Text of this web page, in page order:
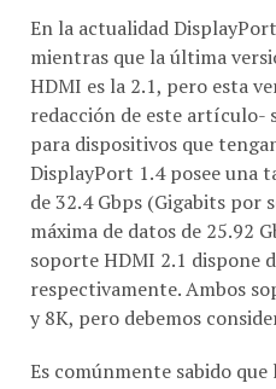
En la actualidad
mientras que la última
HDMI es la 2.1, pero esta
redacción de este artículo-
para dispositivos que
DisplayPort 1.4 posee una
de 32.4 Gbps (Gigabits por
máxima de datos de 25.92
soporte HDMI 2.1 dispone
respectivamente. Ambos
y 8K, pero debemos
Es comúnmente sabido